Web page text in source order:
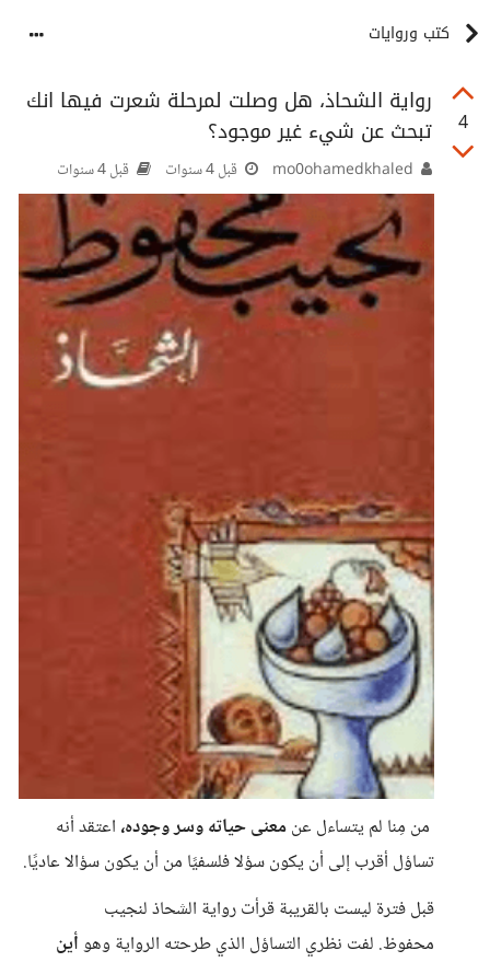
كتب وروايات
4
رواية الشحاذ، هل وصلت لمرحلة شعرت فيها انك
تبحث عن شيء غير موجود؟
قبل 4 سنوات قبل 4 سنوات
من مِنا لم يتساءل عنمعنى حياته وسر وجوده، اعتقد أنه
تساؤل أقرب إلى أن يكون سؤلا فلسفيًا من أن يكون سؤالا عاديًا.
قبل فترة ليست بالقريبة قرأت رواية الشحاذ لنجيب
محفوظ. لفت نظري التساؤل الذي طرحته الرواية وهوأين